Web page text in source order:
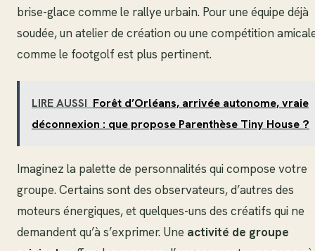
brise-glace comme le rallye urbain. Pour une équipe déjà
soudée, un atelier de création ou une compétition
comme le footgolf est plus pertinent.
LIRE AUSSI Forêt d’Orléans, arrivée autonome, vraie
déconnexion : que propose Parenthèse Tiny House ?
Imaginez la palette de personnalités qui compose votre
groupe. Certains sont des observateurs, d’autres des
moteurs énergiques, et quelques-uns des créatifs qui ne
demandent qu’à s’exprimer. Une activité de groupe